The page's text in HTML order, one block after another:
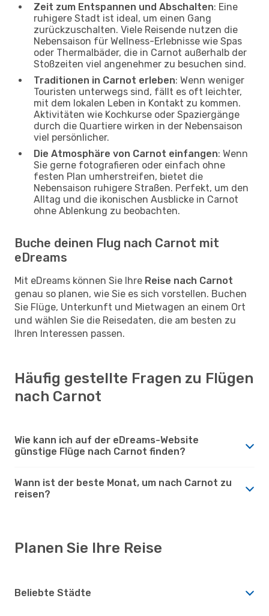
Zeit zum Entspannen und Abschalten: Eine
ruhigere Stadt ist ideal, um einen Gang
zurückzuschalten. Viele Reisende nutzen die
Nebensaison für Wellness-Erlebnisse wie Spas
oder Thermalbäder, die in Carnot außerhalb der
Stoßzeiten viel angenehmer zu besuchen sind.
Traditionen in Carnot erleben: Wenn weniger
Touristen unterwegs sind, fällt es oft leichter,
mit dem lokalen Leben in Kontakt zu kommen.
Aktivitäten wie Kochkurse oder Spaziergänge
durch die Quartiere wirken in der Nebensaison
viel persönlicher.
Die Atmosphäre von Carnot einfangen: Wenn
Sie gerne fotografieren oder einfach ohne
festen Plan umherstreifen, bietet die
Nebensaison ruhigere Straßen. Perfekt, um den
Alltag und die ikonischen Ausblicke in Carnot
ohne Ablenkung zu beobachten.
Buche deinen Flug nach Carnot mit
eDreams
Mit eDreams können Sie Ihre Reise nach Carnot
genau so planen, wie Sie es sich vorstellen. Buchen
Sie Flüge, Unterkunft und Mietwagen an einem Ort
und wählen Sie die Reisedaten, die am besten zu
Ihren Interessen passen.
Häufig gestellte Fragen zu Flügen
nach Carnot
Wie kann ich auf der eDreams-Website
günstige Flüge nach Carnot finden?
Wann ist der beste Monat, um nach Carnot zu
reisen?
Planen Sie Ihre Reise
Beliebte Städte